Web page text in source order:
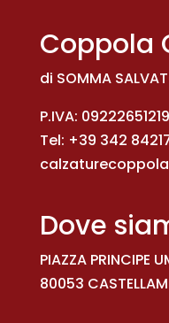
Coppola
di SOMMA
P.IVA: 09222651219
Tel: +39 342
Dove
PIAZZA PRINCIPE
80053